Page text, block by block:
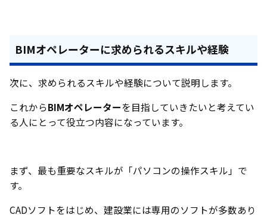
BIMオペレーターに求められるスキルや経験
次に、求められるスキルや経験について説明します。
これからBIMオペレーターを目指していきたいと考えてい
る人にとって役立つ内容になっています。
まず、最も重要なスキルが「パソコンの操作スキル」で
す。
CADソフトをはじめ、建設業には専用のソフトが多数あり